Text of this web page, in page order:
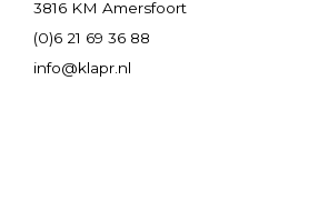
3816 KM Amersfoort
(0)6 21 69 36 88
info@klapr.nl